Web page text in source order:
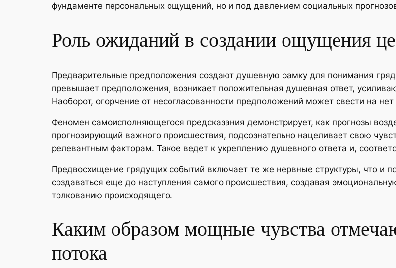
фундаменте персональных ощущений, но и под давлением социальных
Роль ожиданий в создании ощущения
Предварительные предположения создают душевную рамку для понимания
превышает предположения, возникает положительная душевная ответ,
Наоборот, огорчение от несогласованности предположений может свести на
Феномен самоисполняющегося предсказания демонстрирует, как прогнозы
прогнозирующий важного происшествия, подсознательно нацеливает свою
релевантным факторам. Такое ведет к укреплению душевного ответа и,
Предвосхищение грядущих событий включает те же нервные структуры, что и
создаваться еще до наступления самого происшествия, создавая
толкованию происходящего.
Каким образом мощные чувства
потока